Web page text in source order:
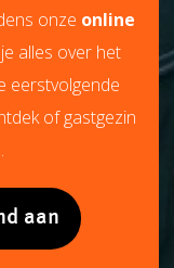
onze online
alles over het
eerstvolgende
of gastgezin
aan